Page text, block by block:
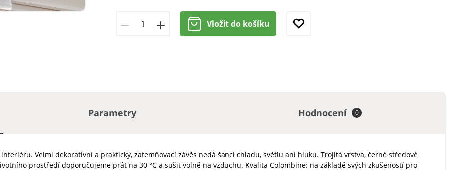
Vložit do košíku
Parametry Hodnocení 0
Velmi dekorativní a praktický, zatemňovací závěs nedá šanci chladu, světlu ani hluku. Trojitá vrstva, černé středové
prostředí doporučujeme prát na 30 °C a sušit volně na vzduchu. Kvalita Colombine: na základě svých zkušeností pro